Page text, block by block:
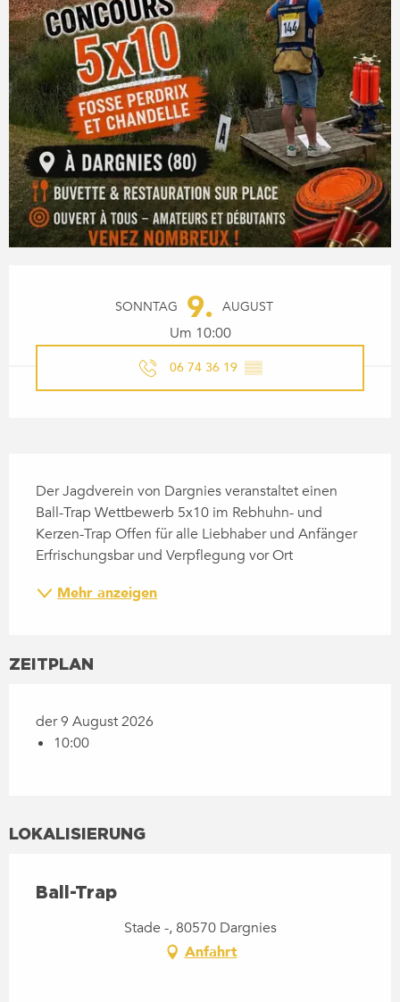
SONNTAG 9. AUGUST
Um 10:00
06 74 36 19 ▒▒
Der Jagdverein von Dargnies veranstaltet einen
Ball-Trap Wettbewerb 5x10 im Rebhuhn- und
Kerzen-Trap Offen für alle Liebhaber und Anfänger
Erfrischungsbar und Verpflegung vor Ort
Mehr anzeigen
ZEITPLAN
der 9 August 2026
10:00
LOKALISIERUNG
Ball-Trap
Stade -, 80570 Dargnies
Anfahrt